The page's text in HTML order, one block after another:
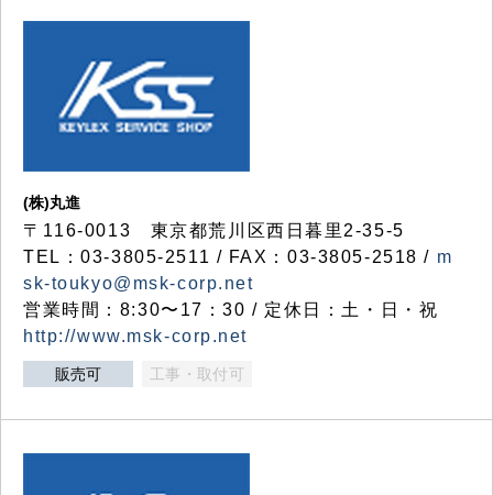
(株)丸進
〒116-0013 東京都荒川区西日暮里2-35-5
TEL：03-3805-2511 / FAX：03-3805-2518 / m
sk-toukyo@msk-corp.net
営業時間：8:30〜17：30 / 定休日：土・日・祝
http://www.msk-corp.net
販売可 工事・取付可